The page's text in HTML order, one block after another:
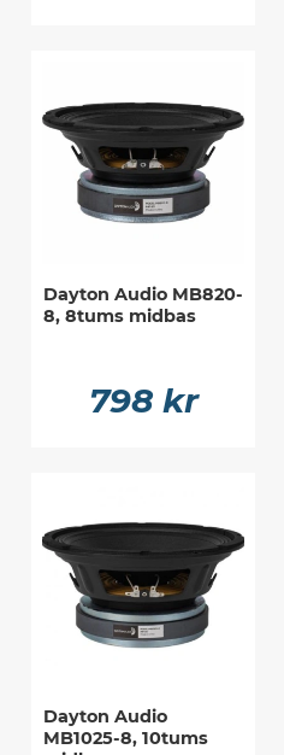
Dayton Audio MB820-
8, 8tums midbas
798 kr
Dayton Audio
MB1025-8, 10tums